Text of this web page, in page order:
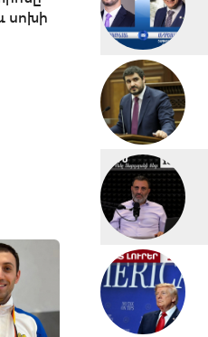
սոխի